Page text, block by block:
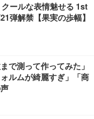
ールな表情魅せる 1st
弾解禁【果実の歩幅】
で測って作ってみた」
ルムが綺麗すぎ」「商